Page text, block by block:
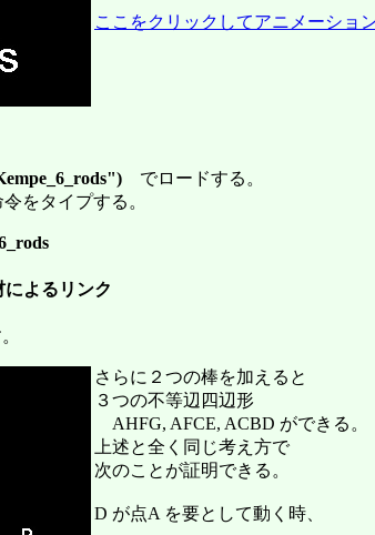
ここをクリックしてアニメーショ
でロードする。
をタイプする。
よるリンク
さらに２つの棒を加えると
３つの不等辺四辺形
AHFG, AFCE, ACBD ができる。
上述と全く同じ考え方で
次のことが証明できる。
D が点A を要として動く時、